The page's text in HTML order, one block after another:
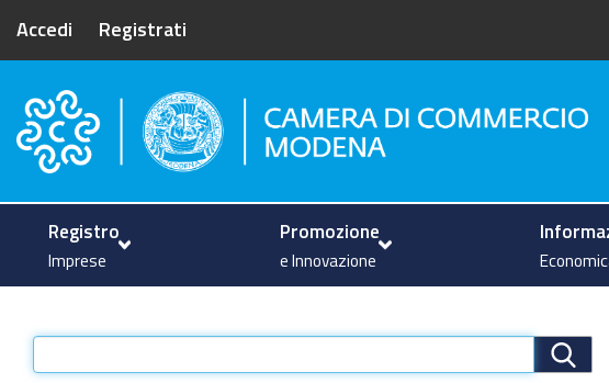
Accedi Registrati
Camera di Commercio di Modena
Registro
Imprese
Promozione
e Innovazione